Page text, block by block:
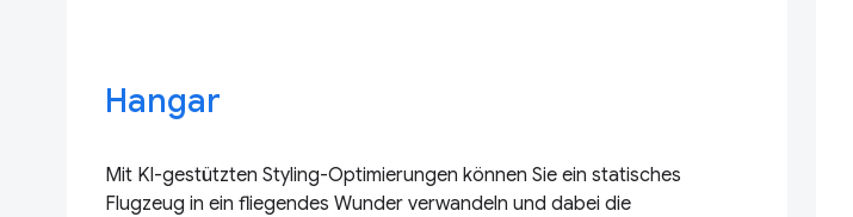
Hangar
Mit KI-gestützten Styling-Optimierungen können Sie ein statisches
Flugzeug in ein fliegendes Wunder verwandeln und dabei die